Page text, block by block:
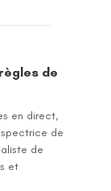
de
en direct,
de
de
et